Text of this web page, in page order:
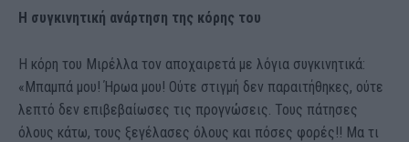
Η συγκινητική ανάρτηση της κόρης του
Η κόρη του Μιρέλλα τον αποχαιρετά με λόγια συγκινητικά:
«Μπαμπά μου! Ήρωα μου! Ούτε στιγμή δεν παραιτήθηκες, ούτε
λεπτό δεν επιβεβαίωσες τις προγνώσεις. Τους πάτησες
όλους κάτω, τους ξεγέλασες όλους και πόσες φορές!! Μα τι